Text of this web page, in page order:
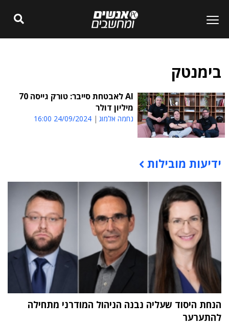
בימנטק
AI לאבטחת סייבר: טורק גייסה 70
מיליון דולר
נחמה אלמוג 24/09/2024 16:00
תוכן פרסומי
ידיעות מובילות
הנחת היסוד שעליה נבנה הניהול המודרני מתחילה
להתערער